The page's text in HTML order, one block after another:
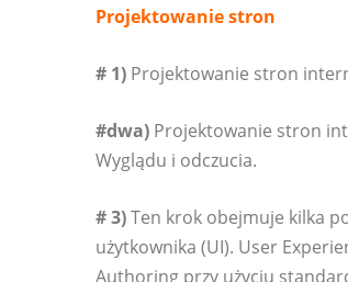
Projektowanie stron
# 1) Projektowanie stron
#dwa) Projektowanie stron
Wyglądu i odczucia.
# 3)Ten krok obejmuje kilka
użytkownika (UI). User
Authoring przy użyciu